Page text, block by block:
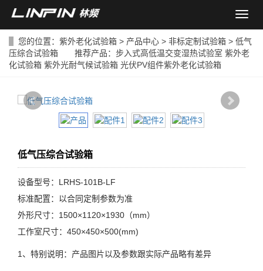
导
菜
单
您的位置： 紫外老化试验箱 > 产品中心 > 非标定制试验箱 > 低气
压综合试验箱 推荐产品： 步入式高低温交变湿热试验室 紫外老
化试验箱 紫外光耐气候试验箱 光伏PV组件紫外老化试验箱
低气压综合试验箱
设备型号：LRHS-101B-LF
标准配置：以合同定制参数为准
外形尺寸：1500×1120×1930（mm）
工作室尺寸：450×450×500(mm)
1、特别说明：产品图片以及参数跟实际产品略有差异